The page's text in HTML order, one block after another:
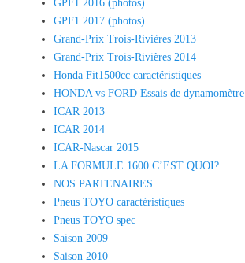
GPF1 2016 (photos)
GPF1 2017 (photos)
Grand-Prix Trois-Rivières 2013
Grand-Prix Trois-Rivières 2014
Honda Fit1500cc caractéristiques
HONDA vs FORD Essais de dynamomètre
ICAR 2013
ICAR 2014
ICAR-Nascar 2015
LA FORMULE 1600 C’EST QUOI?
NOS PARTENAIRES
Pneus TOYO caractéristiques
Pneus TOYO spec
Saison 2009
Saison 2010